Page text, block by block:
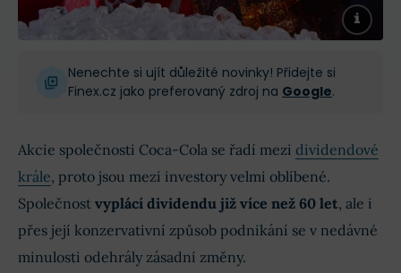
Nenechte si ujít důležité novinky! Přidejte si
Finex.cz jako preferovaný zdroj na Google.
Akcie společnosti Coca-Cola se řadí mezi dividendové
krále, proto jsou mezi investory velmi oblíbené.
Společnost vyplácí dividendu již více než 60 let, ale i
přes její konzervativní způsob podnikání se v nedávné
minulosti odehrály zásadní změny.